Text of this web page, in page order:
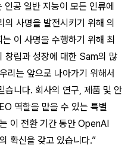
공 일반 지능이 모든 인류에
사명을 발전시키기 위해 의
이 사명을 수행하기 위해 최
창립과 성장에 대한 Sam의 많
리는 앞으로 나아가기 위해서
습니다. 회사의 연구, 제품 및 안
역할을 맡을 수 있는 특별
이 전환 기간 동안 OpenAI
확신을 갖고 있습니다.”